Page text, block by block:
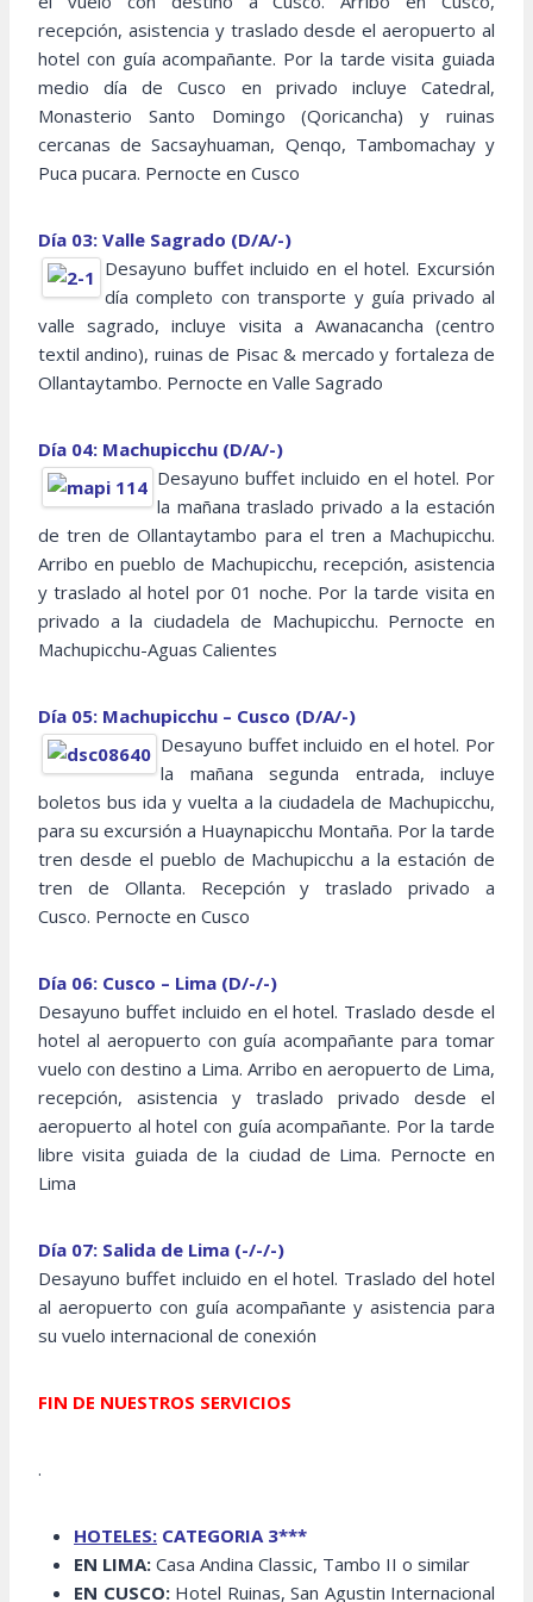
recepción, asistencia y traslado desde el aeropuerto al
hotel con guía acompañante. Por la tarde visita guiada
medio día de Cusco en privado incluye Catedral,
Monasterio Santo Domingo (Qoricancha) y ruinas
cercanas de Sacsayhuaman, Qenqo, Tambomachay y
Puca pucara. Pernocte en Cusco
Día 03: Valle Sagrado (D/A/-)
Desayuno buffet incluido en el hotel. Excursión
día completo con transporte y guía privado al
valle sagrado, incluye visita a Awanacancha (centro
textil andino), ruinas de Pisac & mercado y fortaleza de
Ollantaytambo. Pernocte en Valle Sagrado
Día 04: Machupicchu (D/A/-)
Desayuno buffet incluido en el hotel. Por
la mañana traslado privado a la estación
de tren de Ollantaytambo para el tren a Machupicchu.
Arribo en pueblo de Machupicchu, recepción, asistencia
y traslado al hotel por 01 noche. Por la tarde visita en
privado a la ciudadela de Machupicchu. Pernocte en
Machupicchu-Aguas Calientes
Día 05: Machupicchu – Cusco (D/A/-)
Desayuno buffet incluido en el hotel. Por
la mañana segunda entrada, incluye
boletos bus ida y vuelta a la ciudadela de Machupicchu,
para su excursión a Huaynapicchu Montaña. Por la tarde
tren desde el pueblo de Machupicchu a la estación de
tren de Ollanta. Recepción y traslado privado a
Cusco. Pernocte en Cusco
Día 06: Cusco – Lima (D/-/-)
Desayuno buffet incluido en el hotel. Traslado desde el
hotel al aeropuerto con guía acompañante para tomar
vuelo con destino a Lima. Arribo en aeropuerto de Lima,
recepción, asistencia y traslado privado desde el
aeropuerto al hotel con guía acompañante. Por la tarde
libre visita guiada de la ciudad de Lima. Pernocte en
Lima
Día 07: Salida de Lima (-/-/-)
Desayuno buffet incluido en el hotel. Traslado del hotel
al aeropuerto con guía acompañante y asistencia para
su vuelo internacional de conexión
FIN DE NUESTROS SERVICIOS
.
HOTELES: CATEGORIA 3***
EN LIMA: Casa Andina Classic, Tambo II o similar
EN CUSCO:Hotel Ruinas, San Agustin Internacional